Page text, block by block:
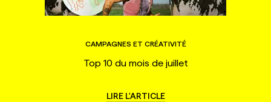
CAMPAGNES ET CRÉATIVITÉ
Top 10 du mois de juillet
LIRE L'ARTICLE